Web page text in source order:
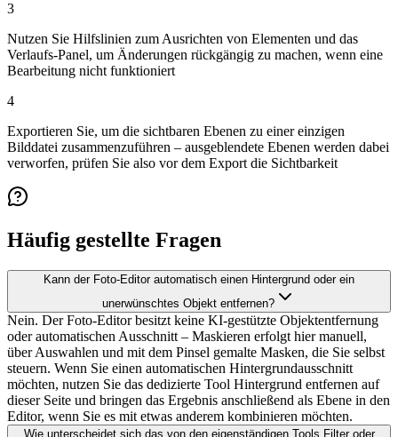
3
Nutzen Sie Hilfslinien zum Ausrichten von Elementen und das
Verlaufs-Panel, um Änderungen rückgängig zu machen, wenn eine
Bearbeitung nicht funktioniert
4
Exportieren Sie, um die sichtbaren Ebenen zu einer einzigen
Bilddatei zusammenzuführen – ausgeblendete Ebenen werden dabei
verworfen, prüfen Sie also vor dem Export die Sichtbarkeit
Häufig gestellte Fragen
Kann der Foto-Editor automatisch einen Hintergrund oder ein
unerwünschtes Objekt entfernen?
Nein. Der Foto-Editor besitzt keine KI-gestützte Objektentfernung
oder automatischen Ausschnitt – Maskieren erfolgt hier manuell,
über Auswahlen und mit dem Pinsel gemalte Masken, die Sie selbst
steuern. Wenn Sie einen automatischen Hintergrundausschnitt
möchten, nutzen Sie das dedizierte Tool Hintergrund entfernen auf
dieser Seite und bringen das Ergebnis anschließend als Ebene in den
Editor, wenn Sie es mit etwas anderem kombinieren möchten.
Wie unterscheidet sich das von den eigenständigen Tools Filter oder